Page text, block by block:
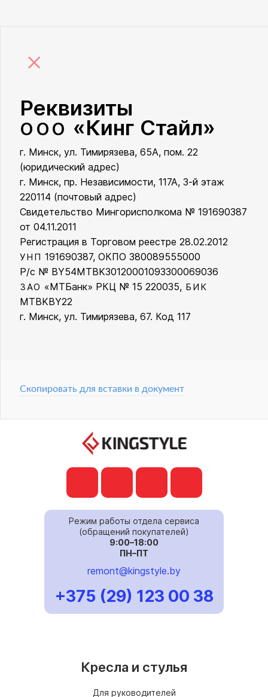
×
Реквизиты
ООО «Кинг Стайл»
ООО «Кинг Стайл»
г. Минск, ул. Тимирязева, 65А, пом. 22
(юридический адрес)
г. Минск, пр. Независимости, 117А, 3-й этаж
220114 (почтовый адрес)
Свидетельство Мингорисполкома № 191690387
от 04.11.2011
Регистрация в Торговом реестре 28.02.2012
УНП 191690387, ОКПО 380089555000
Р/с № BY54MTBK30120001093300069036
ЗАО «МТБанк» РКЦ № 15 220035, БИК
MTBKBY22
г. Минск, ул. Тимирязева, 67. Код 117
Скопировать для вставки в документ
Режим работы отдела сервиса
(обращений покупателей)
9:00–18:00
ПН–ПТ
remont@kingstyle.by
+375 (29) 123 00 38
Кресла и стулья
Для руководителей